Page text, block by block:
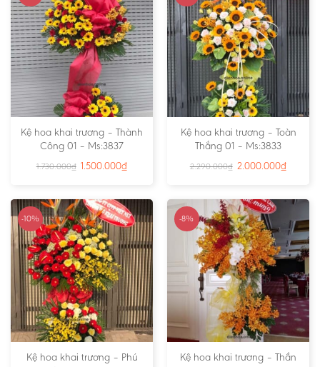
Kệ hoa khai trương – Thành
Công 01 – Ms:3837
1.730.000₫ 1.500.000₫
Kệ hoa khai trương – Toàn
Thắng 01 – Ms:3833
2.290.000₫ 2.000.000₫
-10%
Kệ hoa khai trương – Phú
-8%
Kệ hoa khai trương – Thần